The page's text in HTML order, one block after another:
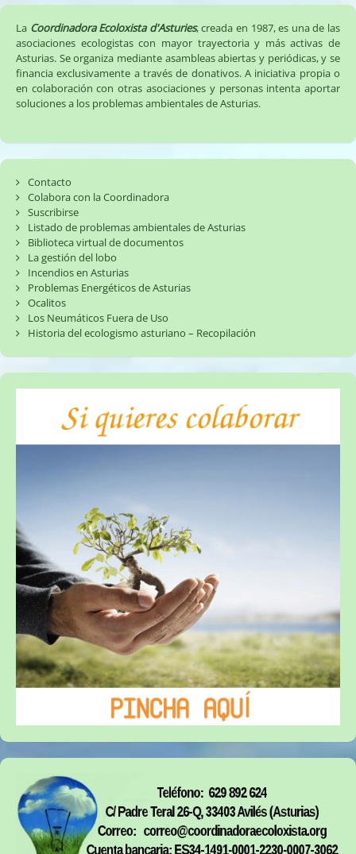
La Coordinadora Ecoloxista d'Asturies, creada en 1987, es una de las
asociaciones ecologistas con mayor trayectoria y más activas de
Asturias. Se organiza mediante asambleas abiertas y periódicas, y se
financia exclusivamente a través de donativos. A iniciativa propia o
en colaboración con otras asociaciones y personas intenta aportar
soluciones a los problemas ambientales de Asturias.
Contacto
Colabora con la Coordinadora
Suscribirse
Listado de problemas ambientales de Asturias
Biblioteca virtual de documentos
La gestión del lobo
Incendios en Asturias
Problemas Energéticos de Asturias
Ocalitos
Los Neumáticos Fuera de Uso
Historia del ecologismo asturiano – Recopilación